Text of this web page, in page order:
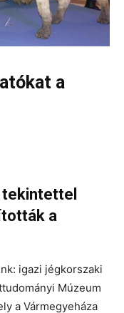
a
a
igazi jégkorszaki
Múzeum
a Vármegyeháza